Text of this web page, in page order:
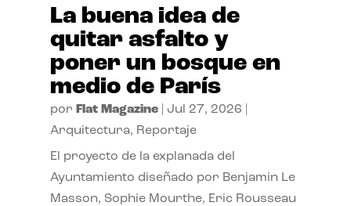
La buena idea de
quitar asfalto y
poner un bosque en
medio de París
por Flat Magazine| Jul 27, 2026
Arquitectura, Reportaje
El proyecto de la explanada del
Ayuntamiento diseñado por Benjamin Le
Masson, Sophie Mourthe, Eric Rousseau